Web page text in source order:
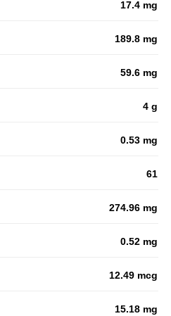
17.4 mg
189.8 mg
59.6 mg
4 g
0.53 mg
61
274.96 mg
0.52 mg
12.49 mcg
15.18 mg